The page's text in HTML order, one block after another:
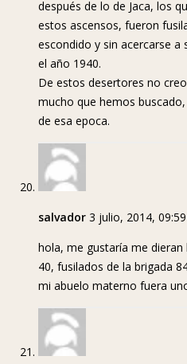
después de lo de Jaca, los
estos ascensos, fueron
escondido y sin acercarse
el año 1940.
De estos desertores no
mucho que hemos
de esa epoca.
salvador 3 julio, 2014, 09:59
hola, me gustaría me
40, fusilados de la brigada
mi abuelo materno fuera